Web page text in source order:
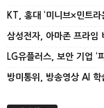
KT, 홍대 ‘미니브×민트
삼성전자, 아마존 프라임
LG유플러스, 보안 기업 ‘
방미통위, 방송영상 AI